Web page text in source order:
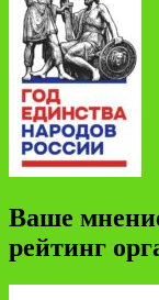
Ваше
рейтинг